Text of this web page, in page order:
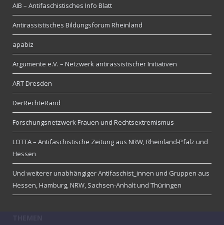
AIB – Antifaschistisches Info Blatt
Antirassistisches Bildungsforum Rheinland
apabiz
Argumente e.V. – Netzwerk antirassistischer Initiativen
ART Dresden
DerRechteRand
Forschungsnetzwerk Frauen und Rechtsextremismus
LOTTA – Antifaschistische Zeitung aus NRW, Rheinland-Pfalz und
Hessen
Und weiterer unabhängiger Antifaschist_innen und Gruppen aus
Hessen, Hamburg, NRW, Sachsen-Anhalt und Thüringen